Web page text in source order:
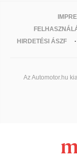
HIRDETÉSI ÁSZF
Az Automotor.hu